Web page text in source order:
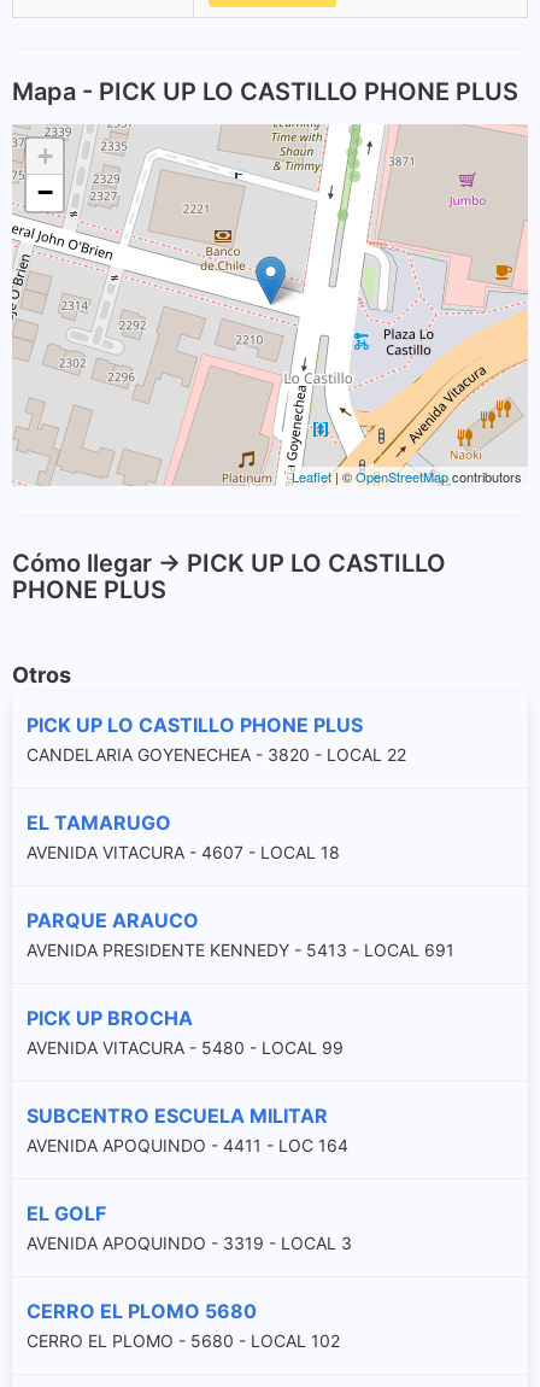
Mapa - PICK UP LO CASTILLO PHONE PLUS
+
−
Leaflet| ©OpenStreetMapcontributors
Cómo llegar -> PICK UP LO CASTILLO
PHONE PLUS
Otros
PICK UP LO CASTILLO PHONE PLUS
CANDELARIA GOYENECHEA - 3820 - LOCAL 22
EL TAMARUGO
AVENIDA VITACURA - 4607 - LOCAL 18
PARQUE ARAUCO
AVENIDA PRESIDENTE KENNEDY - 5413 - LOCAL 691
PICK UP BROCHA
AVENIDA VITACURA - 5480 - LOCAL 99
SUBCENTRO ESCUELA MILITAR
AVENIDA APOQUINDO - 4411 - LOC 164
EL GOLF
AVENIDA APOQUINDO - 3319 - LOCAL 3
CERRO EL PLOMO 5680
CERRO EL PLOMO - 5680 - LOCAL 102